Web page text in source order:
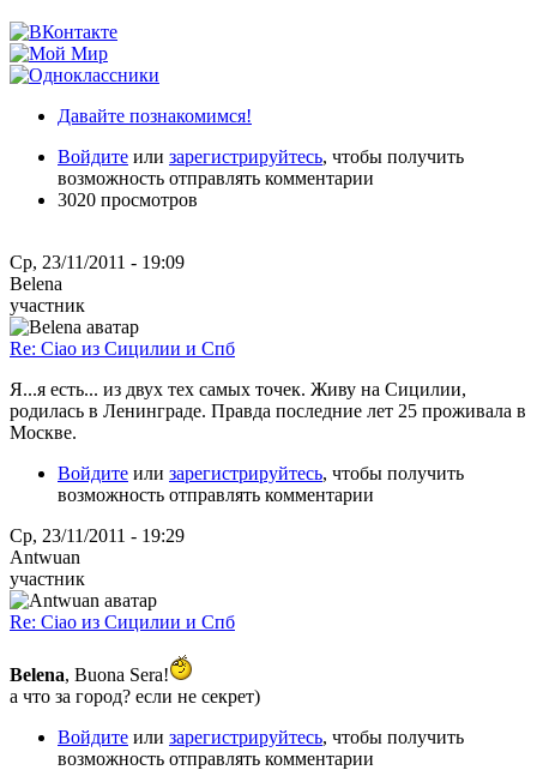
Давайте познакомимся!
Войдите или зарегистрируйтесь, чтобы получить
возможность отправлять комментарии
3020 просмотров
Ср, 23/11/2011 - 19:09
Belena
участник
Re: Ciao из Сицилии и Спб
Я...я есть... из двух тех самых точек. Живу на Сицилии,
родилась в Ленинграде. Правда последние лет 25 проживала в
Москве.
Войдите или зарегистрируйтесь, чтобы получить
возможность отправлять комментарии
Ср, 23/11/2011 - 19:29
Antwuan
участник
Re: Ciao из Сицилии и Спб
Belena, Buona Sera!
а что за город? если не секрет)
Войдите или зарегистрируйтесь, чтобы получить
возможность отправлять комментарии